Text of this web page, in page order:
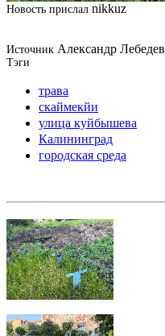
Новость прислал nikkuz
Источник Александр Лебедев
Тэги
трава
скаймекйи
улица куйбышева
Калининград
городская среда